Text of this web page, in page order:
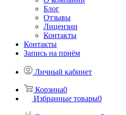
Блог
Отзывы
Лицензии
Контакты
Контакты
Запись на приём
Личный кабинет
Корзина0
Избранные товары0